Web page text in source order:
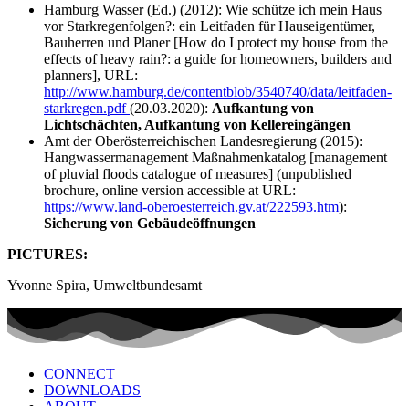
Hamburg Wasser (Ed.) (2012): Wie schütze ich mein Haus
vor Starkregenfolgen?: ein Leitfaden für Hauseigentümer,
Bauherren und Planer [How do I protect my house from the
effects of heavy rain?: a guide for homeowners, builders and
planners], URL:
http://www.hamburg.de/contentblob/3540740/data/leitfaden-
starkregen.pdf(20.03.2020): Aufkantung von
Lichtschächten, Aufkantung von Kellereingängen
Amt der Oberösterreichischen Landesregierung (2015):
Hangwassermanagement Maßnahmenkatalog [management
of pluvial floods catalogue of measures] (unpublished
brochure, online version accessible at URL:
https://www.land-oberoesterreich.gv.at/222593.htm):
Sicherung von Gebäudeöffnungen
PICTURES:
Yvonne Spira, Umweltbundesamt
CONNECT
DOWNLOADS